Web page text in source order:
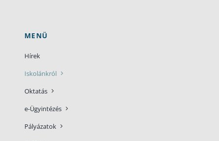
MENÜ
Hírek
Iskolánkról
Oktatás
e-Ügyintézés
Pályázatok